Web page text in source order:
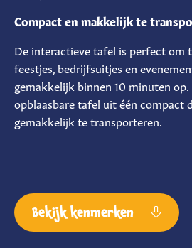
Compact en makkelijk te
De interactieve tafel is perfect om
feestjes, bedrijfsuitjes en
gemakkelijk binnen 10 minuten
opblaasbare tafel uit één compact
gemakkelijk te transporteren.
Bekijk kenmerken